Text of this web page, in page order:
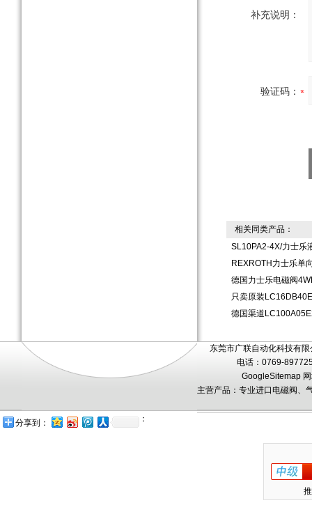
补充说明：
验证码：
相关同类产品：
SL10PA2-4X/力士乐
REXROTH力士乐单
德国力士乐电磁阀
只卖原装
德国渠道
东莞市广联自动化科技有
电话：0769-
GoogleSitemap
主营产品：专业进口电磁阀、
：
分享到：